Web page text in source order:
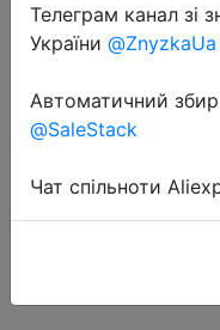
Ulefone
прочный
процессоре
мобильный
Телеграм канал зі
України @ZnyzkaUa
Автоматичний
@SaleStack
Чат спільноти